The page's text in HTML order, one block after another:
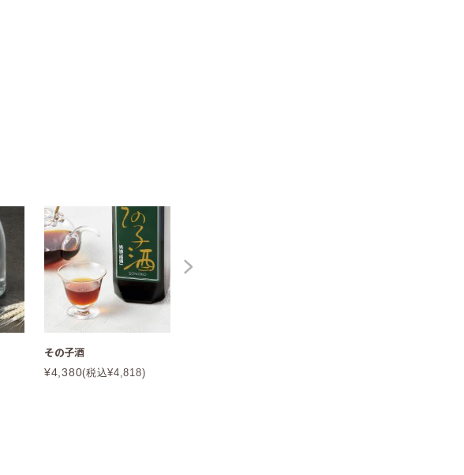
その子酒
¥4,380(税込¥4,818)